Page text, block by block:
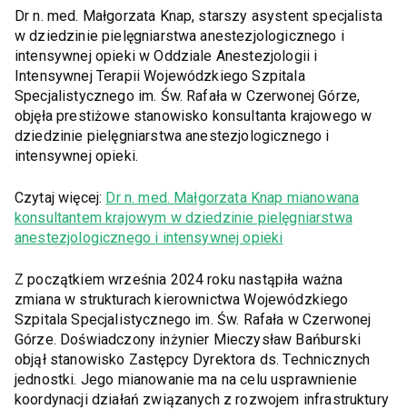
Dr n. med. Małgorzata Knap, starszy asystent specjalista
w dziedzinie pielęgniarstwa anestezjologicznego i
intensywnej opieki w Oddziale Anestezjologii i
Intensywnej Terapii Wojewódzkiego Szpitala
Specjalistycznego im. Św. Rafała w Czerwonej Górze,
objęła prestiżowe stanowisko konsultanta krajowego w
dziedzinie pielęgniarstwa anestezjologicznego i
intensywnej opieki.
Czytaj więcej: Dr n. med. Małgorzata Knap mianowana
konsultantem krajowym w dziedzinie pielęgniarstwa
anestezjologicznego i intensywnej opieki
Z początkiem września 2024 roku nastąpiła ważna
zmiana w strukturach kierownictwa Wojewódzkiego
Szpitala Specjalistycznego im. Św. Rafała w Czerwonej
Górze. Doświadczony inżynier Mieczysław Bańburski
objął stanowisko Zastępcy Dyrektora ds. Technicznych
jednostki. Jego mianowanie ma na celu usprawnienie
koordynacji działań związanych z rozwojem infrastruktury